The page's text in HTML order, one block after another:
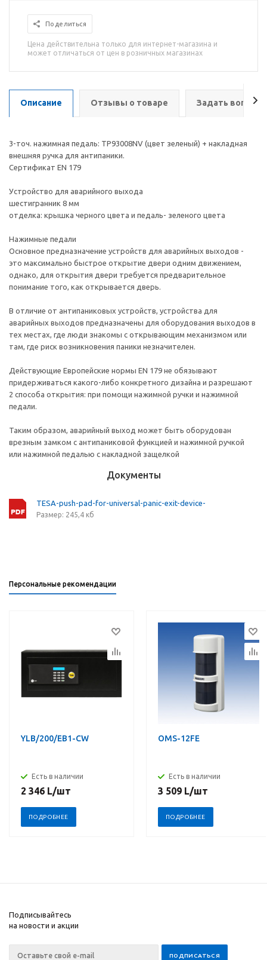
Поделиться
Цена действительна только для интернет-магазина и
может отличаться от цен в розничных магазинах
Описание Отзывы о товаре Задать вопрос
3-точ. нажимная педаль: TP93008NV (цвет зеленый) + накладная
внешняя ручка для антипаники.
Сертификат EN 179
Устройство для аварийного выхода
шестигранник 8 мм
отделка: крышка черного цвета и педаль- зеленого цвета
Нажимные педали
Основное предназначение устройств для аварийных выходов -
это максимально быстрое открытие двери одним движением,
однако, для открытия двери требуется предварительное
понимание того, как открывается дверь.
В отличие от антипаниковых устройств, устройства для
аварийных выходов предназначены для оборудования выходов в
тех местах, где люди знакомы с открывающим механизмом или
там, где риск возникновения паники незначителен.
Действующие Европейские нормы EN 179 не обязывают
придерживаться какого-либо конкретного дизайна и разрешают
2 способа открытия: при помощи нажимной ручки и нажимной
педали.
Таким образом, аварийный выход может быть оборудован
врезным замком с антипаниковой функцией и нажимной ручкой
или нажимной педалью с накладной защелкой
Документы
TESA-push-pad-for-universal-panic-exit-device-
Размер: 245,4 кб
Персональные рекомендации
YLB/200/EB1-CW
Есть в наличии
2 346 L/шт
ПОДРОБНЕЕ
OMS-12FE
Есть в наличии
3 509 L/шт
ПОДРОБНЕЕ
Подписывайтесь
на новости и акции